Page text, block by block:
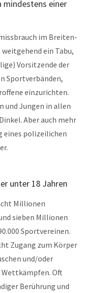
mindestens einer
im Breiten-
ein Tabu,
Vorsitzende der
Sportverbänden,
einzurichten.
und Jungen in allen
Aber auch mehr
eines polizeilichen
unter 18 Jahren
Millionen
sieben Millionen
Sportvereinen.
Zugang zum Körper
und/oder
Oft
Berührung und